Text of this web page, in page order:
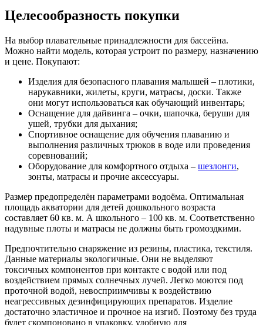
Целесообразность покупки
На выбор плавательные принадлежности для бассейна.
Можно найти модель, которая устроит по размеру, назначению
и цене. Покупают:
Изделия для безопасного плавания малышей – плотики,
нарукавники, жилеты, круги, матрасы, доски. Также
они могут использоваться как обучающий инвентарь;
Оснащение для дайвинга – очки, шапочка, беруши для
ушей, трубки для дыхания;
Спортивное оснащение для обучения плаванию и
выполнения различных трюков в воде или проведения
соревнований;
Оборудование для комфортного отдыха – шезлонги,
зонты, матрасы и прочие аксессуары.
Размер предопределён параметрами водоёма. Оптимальная
площадь акватории для детей дошкольного возраста
составляет 60 кв. м. А школьного – 100 кв. м. Соответственно
надувные плоты и матрасы не должны быть громоздкими.
Предпочтительно снаряжение из резины, пластика, текстиля.
Данные материалы экологичные. Они не выделяют
токсичных компонентов при контакте с водой или под
воздействием прямых солнечных лучей. Легко моются под
проточной водой, невосприимчивы к воздействию
неагрессивных дезинфицирующих препаратов. Изделие
достаточно эластичное и прочное на изгиб. Поэтому без труда
будет скомпоновано в упаковку, удобную для